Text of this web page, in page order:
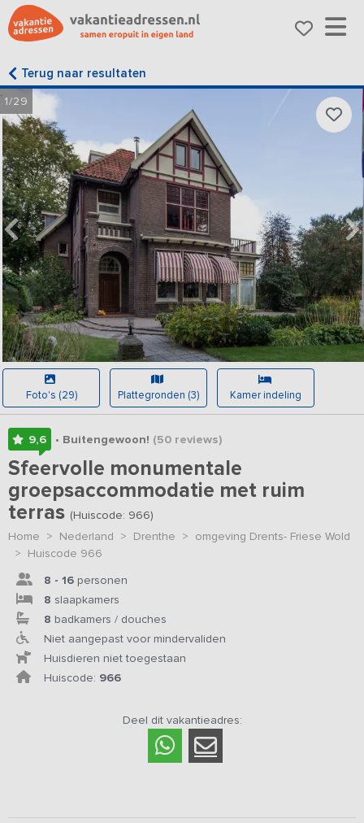
Terug naar resultaten
1/29
Foto's (29) Plattegronden (3) Kamer indeling
9,6 • Buitengewoon! (50reviews)
Sfeervolle monumentale
groepsaccommodatie met ruim
terras (Huiscode: 966)
Home > Nederland > Drenthe > omgeving Drents- Friese Wold
> Huiscode 966
8 - 16 personen
8 slaapkamers
8 badkamers / douches
Niet aangepast voor mindervaliden
Huisdieren niet toegestaan
Huiscode: 966
Deel dit vakantieadres: